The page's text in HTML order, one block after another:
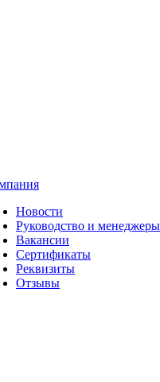
Новости
Руководство и менеджеры
Вакансии
Сертификаты
Реквизиты
Отзывы